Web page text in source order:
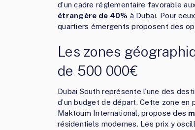
d’un cadre réglementaire favorable
étrangère de 40% à Dubaï. Pour
quartiers émergents proposent des
Les zones
de 500 000€
Dubai South représente l’une des
d’un budget de départ. Cette zone
Maktoum International, propose des
résidentiels modernes. Les prix y